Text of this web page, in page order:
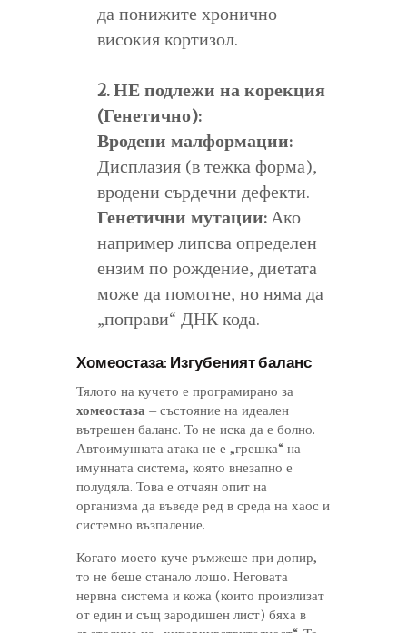
да понижите хронично
високия кортизол.
2. НЕ подлежи на корекция
(Генетично):
Вродени малформации:
Дисплазия (в тежка форма),
вродени сърдечни дефекти.
Генетични мутации:Ако
например липсва определен
ензим по рождение, диетата
може да помогне, но няма да
„поправи“ ДНК кода.
Хомеостаза: Изгубеният баланс
Тялото на кучето е програмирано за
хомеостаза – състояние на идеален
вътрешен баланс. То не иска да е болно.
Автоимунната атака не е „грешка“ на
имунната система, която внезапно е
полудяла. Това е отчаян опит на
организма да въведе ред в среда на хаос и
системно възпаление.
Когато моето куче ръмжеше при допир,
то не беше станало лошо. Неговата
нервна система и кожа (които произлизат
от един и същ зародишен лист) бяха в